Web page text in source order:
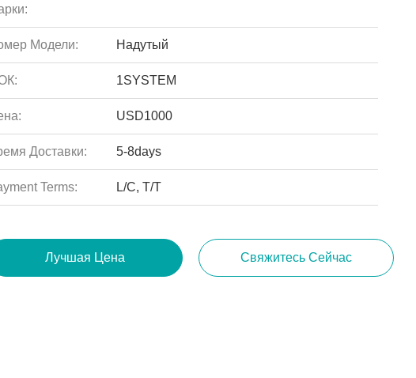
Модели: Надутый
1SYSTEM
USD1000
Доставки: 5-8days
Terms: L/C, T/T
Лучшая Цена Свяжитесь Сейчас